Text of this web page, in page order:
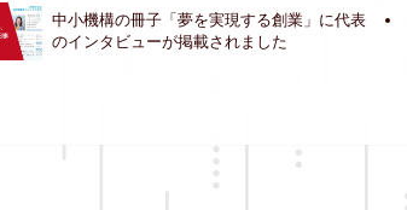
中小機構の冊子「夢を実現する創業」に代表
のインタビューが掲載されました